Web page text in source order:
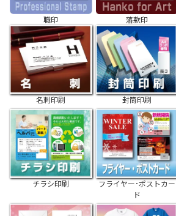
職印 落款印
名刺印刷 封筒印刷
チラシ印刷
フライヤー･ポストカー
ド